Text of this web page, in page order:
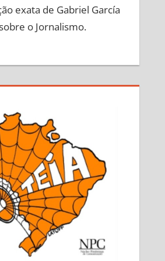
exata de Gabriel García
o Jornalismo.